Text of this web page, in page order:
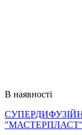
В наявності